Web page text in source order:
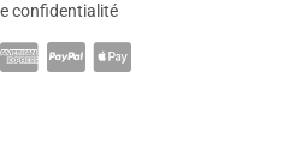
confidentialité